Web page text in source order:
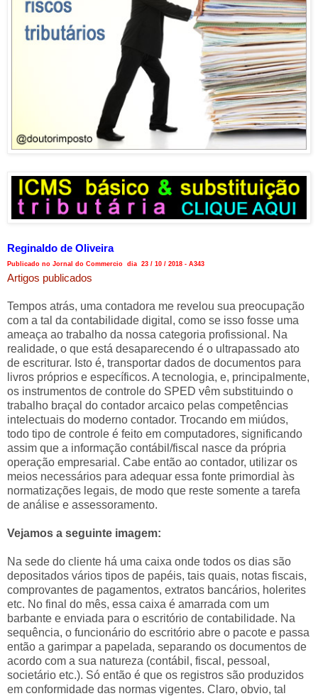
Reginaldo de Oliveira
Publicado no Jornal do Commercio dia 23 / 10 / 2018 - A343
Artigos publicados
Tempos atrás, uma contadora me revelou sua preocupação
com a tal da contabilidade digital, como se isso fosse uma
ameaça ao trabalho da nossa categoria profissional. Na
realidade, o que está desaparecendo é o ultrapassado ato
de escriturar. Isto é, transportar dados de documentos para
livros próprios e específicos. A tecnologia, e, principalmente,
os instrumentos de controle do SPED vêm substituindo o
trabalho braçal do contador arcaico pelas competências
intelectuais do moderno contador. Trocando em miúdos,
todo tipo de controle é feito em computadores, significando
assim que a informação contábil/fiscal nasce da própria
operação empresarial. Cabe então ao contador, utilizar os
meios necessários para adequar essa fonte primordial às
normatizações legais, de modo que reste somente a tarefa
de análise e assessoramento.
Vejamos a seguinte imagem:
Na sede do cliente há uma caixa onde todos os dias são
depositados vários tipos de papéis, tais quais, notas fiscais,
comprovantes de pagamentos, extratos bancários, holerites
etc. No final do mês, essa caixa é amarrada com um
barbante e enviada para o escritório de contabilidade. Na
sequência, o funcionário do escritório abre o pacote e passa
então a garimpar a papelada, separando os documentos de
acordo com a sua natureza (contábil, fiscal, pessoal,
societário etc.). Só então é que os registros são produzidos
em conformidade das normas vigentes. Claro, obvio, tal